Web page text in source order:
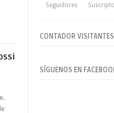
Seguidores
CONTADOR VISITANTES
SÍGUENOS EN